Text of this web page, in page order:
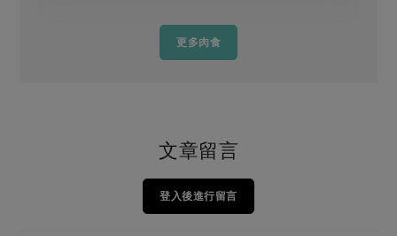
更多肉食
文章留言
登入後進行留言